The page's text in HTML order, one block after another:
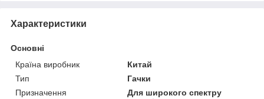
Характеристики
Основні
Країна виробник
Китай
Тип
Гачки
Призначення
Для широкого спектру